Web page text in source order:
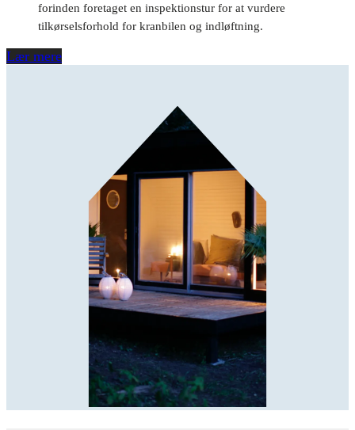
forinden foretaget en inspektionstur for at vurdere
tilkørselsforhold for kranbilen og indløftning.
Lær mere